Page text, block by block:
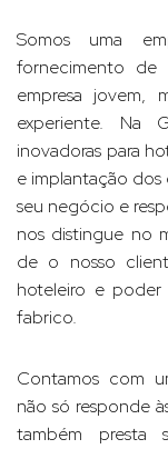
Somos uma
fornecimento de
empresa jovem,
experiente. Na
inovadoras para
e implantação
seu negócio e
nos distingue no
de o nosso
hoteleiro e
fabrico.
Contamos com
não só responde
também presta